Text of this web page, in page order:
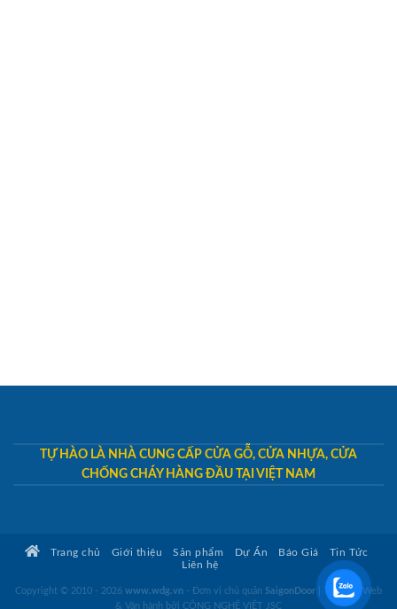
TỰ HÀO LÀ NHÀ CUNG CẤP CỬA GỖ, CỬA NHỰA, CỬA
CHỐNG CHÁY HÀNG ĐẦU TẠI VIỆT NAM
Trang chủ Giới thiệu Sản phẩm Dự Án Báo Giá
Tin Tức
Liên hệ
Copyright © 2010 - 2026 www.wdg.vn - Đơn vị chủ quản SaigonDoor
Thiết kế Web
& Vận hành bởi CÔNG NGHỆ VIỆT JSC